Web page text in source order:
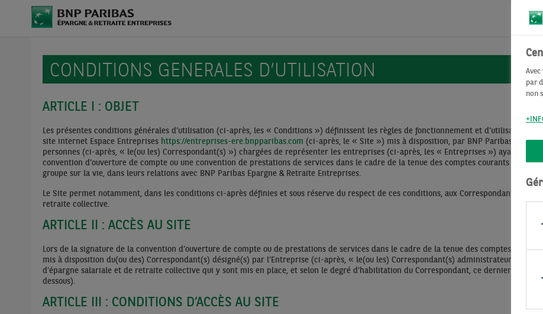
​CONDITIONS GENERALES D’UTILISATION
ARTICLE I : OBJET
Les présentes conditions générales d’utilisation (ci-après, les « Conditions ») définissent les règles de fonctionnement et d’utilisation
site internet Espace Entreprises https://entreprises-ere.bnpparibas.com (ci-après, le « Site ») mis à disposition, par BNP Paribas au
personnes (ci-après, « le(ou les) Correspondant(s) ») chargées de représenter les entreprises (ci-après, les « Entreprises ») ayant
convention d’ouverture de compte ou une convention de prestations de services dans le cadre de la tenue des comptes courants bloqués
groupe sur la vie, dans leurs relations avec BNP Paribas Epargne & Retraite Entreprises.
Le Site permet notamment, dans les conditions ci-après définies et sous réserve du respect de ces conditions, aux Correspondants
retraite collective.
ARTICLE II : ACCÈS AU SITE
Lors de la signature de la convention d’ouverture de compte ou de prestations de services dans le cadre de la tenue des comptes
mis à disposition du(ou des) Correspondant(s) désigné(s) par l’Entreprise (ci-après, « le(ou les) Correspondant(s) administrateur(s) »)
d’épargne salariale et de retraite collective qui y sont mis en place, et selon le degré d’habilitation du Correspondant, ce dernier a
dessous).
ARTICLE III : CONDITIONS D’ACCÈS AU SITE
par
non